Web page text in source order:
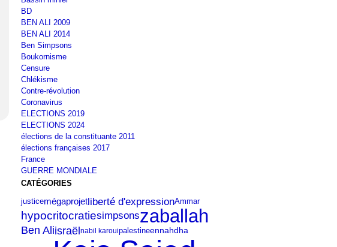
BD
BEN ALI 2009
BEN ALI 2014
Ben Simpsons
Boukornisme
Censure
Chlékisme
Contre-révolution
Coronavirus
ELECTIONS 2019
ELECTIONS 2024
élections de la constituante 2011
élections françaises 2017
France
GUERRE MONDIALE
CATÉGORIES
justicemégaprojetliberté d'expressionAmmar
hypocritocratiesimpsonszaballah
Ben Aliisraëlnabil karouipalestineennahdha